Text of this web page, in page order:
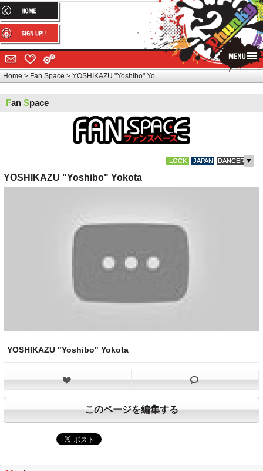
Home Fan Space YOSHIKAZU "Yoshibo" Yo...
Fan Space
LOCK JAPAN DANCER ▼
YOSHIKAZU "Yoshibo" Yokota
YOSHIKAZU "Yoshibo" Yokota
このページを編集する